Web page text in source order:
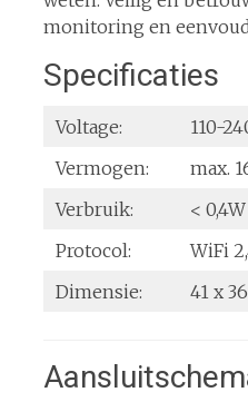
monitoring en
Specificaties
Voltage:
110-
Vermogen:
max.
Verbruik:
< 0,4W
Protocol:
WiFi
Dimensie:
41 x